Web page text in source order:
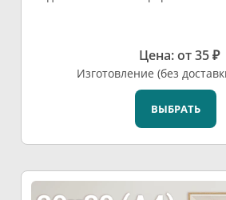
Цена: от 35 ₽
Изготовление (без
ВЫБРАТЬ